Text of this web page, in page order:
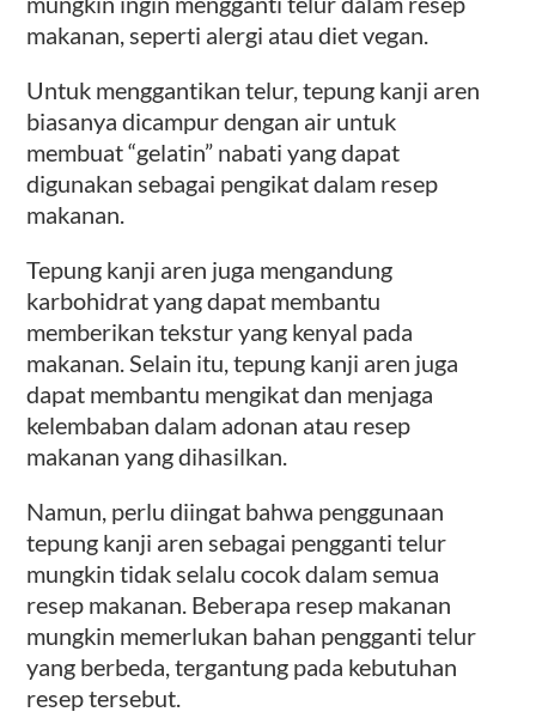
makanan, seperti alergi atau diet vegan.
Untuk menggantikan telur, tepung kanji aren
biasanya dicampur dengan air untuk
membuat “gelatin” nabati yang dapat
digunakan sebagai pengikat dalam resep
makanan.
Tepung kanji aren juga mengandung
karbohidrat yang dapat membantu
memberikan tekstur yang kenyal pada
makanan. Selain itu, tepung kanji aren juga
dapat membantu mengikat dan menjaga
kelembaban dalam adonan atau resep
makanan yang dihasilkan.
Namun, perlu diingat bahwa penggunaan
tepung kanji aren sebagai pengganti telur
mungkin tidak selalu cocok dalam semua
resep makanan. Beberapa resep makanan
mungkin memerlukan bahan pengganti telur
yang berbeda, tergantung pada kebutuhan
resep tersebut.